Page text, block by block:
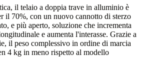
il telaio a doppia trave in alluminio è
il 70%, con un nuovo cannotto di sterzo
e più aperto, soluzione che incrementa
e aumenta l'interasse. Grazie a
il peso complessivo in ordine di marcia
4 kg in meno rispetto al modello